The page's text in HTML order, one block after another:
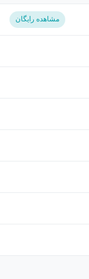
مشاهده رایگان